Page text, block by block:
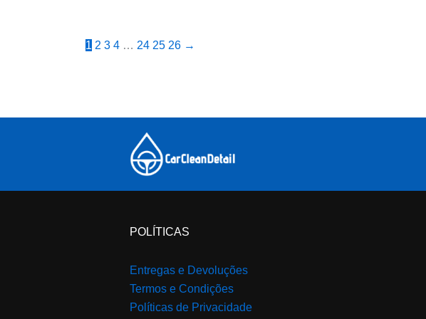
1 2 3 4 … 24 25 26 →
POLÍTICAS
Entregas e Devoluções
Termos e Condições
Políticas de Privacidade